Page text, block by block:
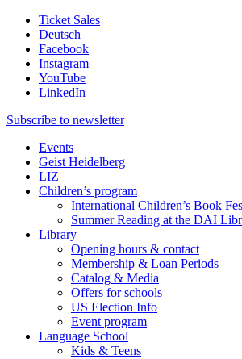
Ticket Sales
Deutsch
Facebook
Instagram
YouTube
LinkedIn
Subscribe to newsletter
Events
Geist Heidelberg
LIZ
Children’s program
International Children’s Book
Summer Reading at the DAI
Library
Opening hours & contact
Membership & Loan Periods
Catalog & Media
Offers for schools
US Election Info
Event program
Language School
Kids & Teens